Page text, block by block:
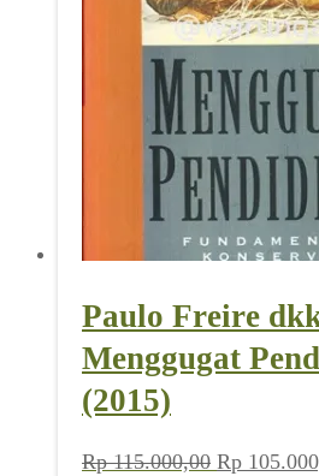
Paulo Freire
Menggugat
(2015)
Rp115.000,00 Harga
Rp